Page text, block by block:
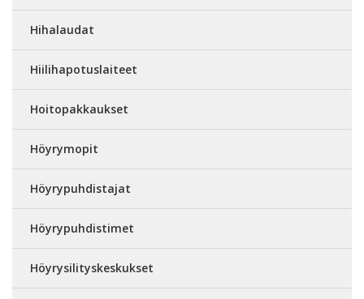
Hihalaudat
Hiilihapotuslaiteet
Hoitopakkaukset
Höyrymopit
Höyrypuhdistajat
Höyrypuhdistimet
Höyrysilityskeskukset